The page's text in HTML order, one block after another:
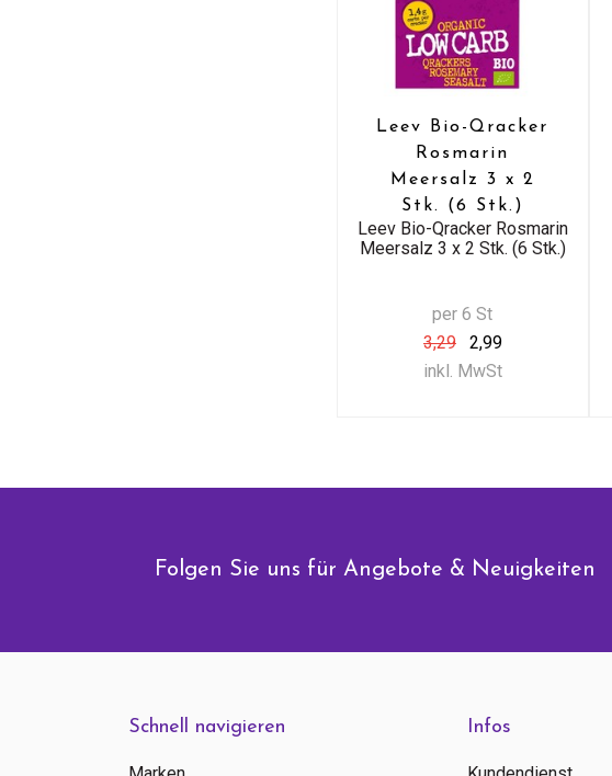
Leev Bio-Qracker
Rosmarin
Meersalz 3 x 2
Stk. (6 Stk.)
Leev Bio-Qracker Rosmarin
Meersalz 3 x 2 Stk. (6 Stk.)
per 6 St
3,29
2,99
inkl. MwSt
Folgen Sie uns für Angebote & Neuigkeiten
Schnell navigieren Infos